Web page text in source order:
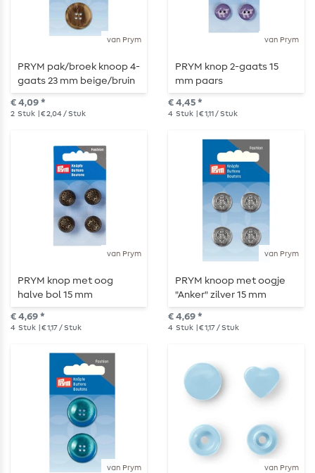
van Prym
PRYM pak/broek knoop 4-
gaats 23 mm beige/bruin
€ 4,09 *
2 Stuk | € 2,04 / Stuk
van Prym
PRYM knop 2-gaats 15
mm paars
€ 4,45 *
4 Stuk | € 1,11 / Stuk
van Prym
PRYM knop met oog
halve bol 15 mm
zwart/brons
€ 4,69 *
4 Stuk | € 1,17 / Stuk
van Prym
PRYM knoop met oogje
"Anker" zilver 15 mm
€ 4,69 *
4 Stuk | € 1,17 / Stuk
van Prym van Prym